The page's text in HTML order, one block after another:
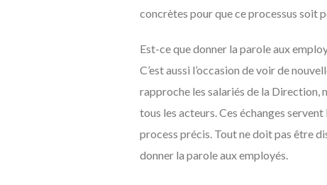
concrètes pour que ce processus soit
Est-ce que donner la parole aux
C’est aussi l’occasion de voir de
rapproche les salariés de la Direction,
tous les acteurs. Ces échanges
process précis. Tout ne doit pas être
donner la parole aux employés.